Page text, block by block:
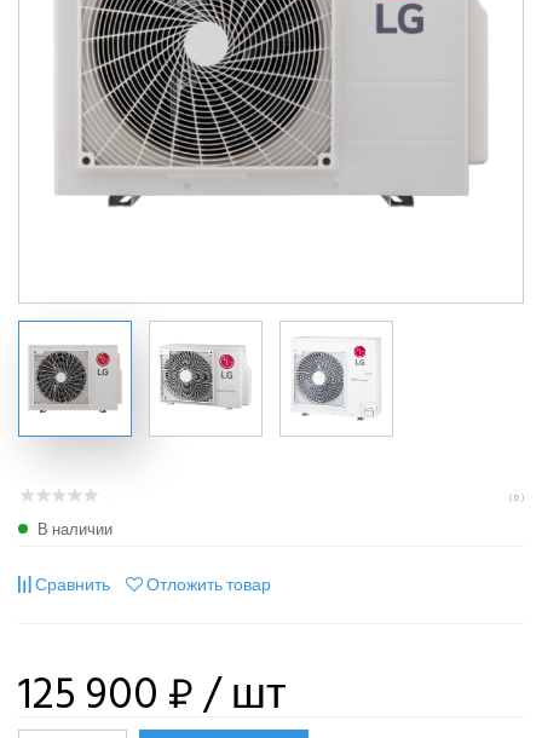
( 0 )
В наличии
Сравнить Отложить товар
125 900 ₽/ шт